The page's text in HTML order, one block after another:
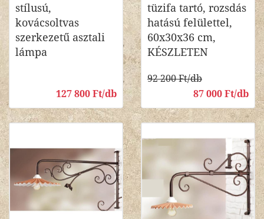
stílusú,
kovácsoltvas
szerkezetű asztali
lámpa
127 800 Ft/db
tüzifa tartó, rozsdás
hatású felülettel,
60x30x36 cm,
KÉSZLETEN
92 200 Ft/db
87 000 Ft/db